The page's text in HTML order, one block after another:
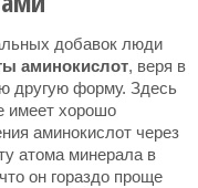
добавок люди
аминокислот, веря в
другую форму. Здесь
имеет хорошо
аминокислот через
атома минерала в
он гораздо проще